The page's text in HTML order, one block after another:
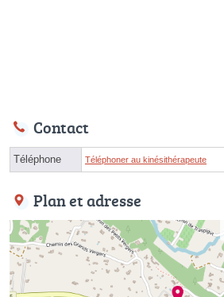
Contact
Téléphone Téléphoner au kinésithérapeute
Plan et adresse